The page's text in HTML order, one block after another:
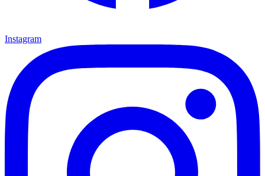
Instagram